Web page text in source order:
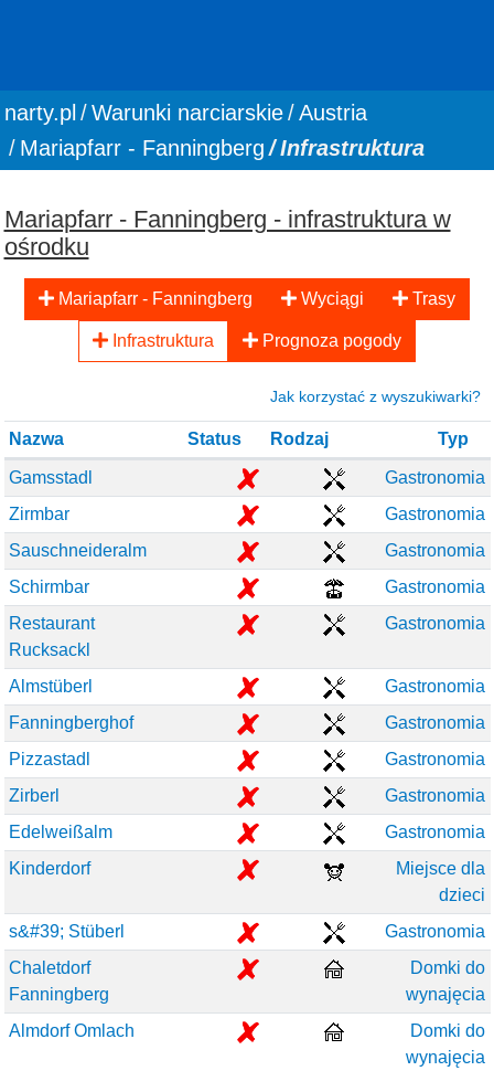
You are here:
narty.pl Warunki narciarskie
Austria
Mariapfarr - Fanningberg
Infrastruktura
Mariapfarr - Fanningberg - infrastruktura w
ośrodku
Mariapfarr - Fanningberg Wyciągi Trasy
Infrastruktura Prognoza pogody
Jak korzystać z wyszukiwarki?
Nazwa Status Rodzaj Typ
Gamsstadl
Gastronomia
Zirmbar
Gastronomia
Sauschneideralm
Gastronomia
Schirmbar
Gastronomia
Restaurant
Rucksackl
Gastronomia
Almstüberl
Gastronomia
Fanningberghof
Gastronomia
Pizzastadl
Gastronomia
Zirberl
Gastronomia
Edelweißalm
Gastronomia
Kinderdorf
Miejsce dla
dzieci
s&#39; Stüberl
Gastronomia
Chaletdorf
Fanningberg
Domki do
wynajęcia
Almdorf Omlach
Domki do
wynajęcia